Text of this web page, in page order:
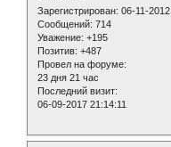
Зарегистрирован: 06-11-2012
Сообщений: 714
Уважение: +195
Позитив: +487
Провел на форуме:
23 дня 21 час
Последний визит:
06-09-2017 21:14:11